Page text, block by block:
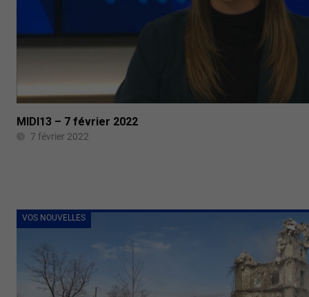
MIDI13 – 7 février 2022
7 février 2022
VOS NOUVELLES